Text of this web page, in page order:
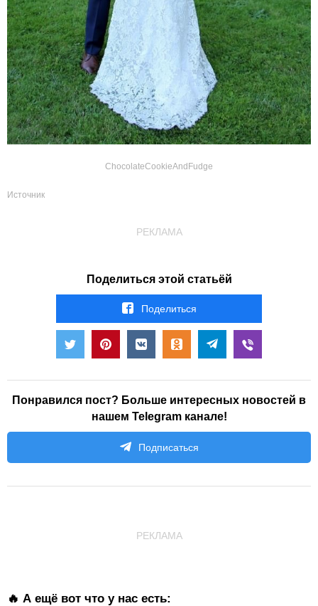
ChocolateCookieAndFudge
Источник
РЕКЛАМА
Поделиться этой статьёй
Поделиться
Понравился пост? Больше интересных новостей в
нашем Telegram канале!
Подписаться
РЕКЛАМА
🔥 А ещё вот что у нас есть: